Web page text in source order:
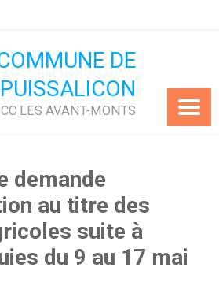
DE
PUISSALICON
CC LES AVANT-MONTS
demande
au titre des
suite à
du 9 au 17 mai